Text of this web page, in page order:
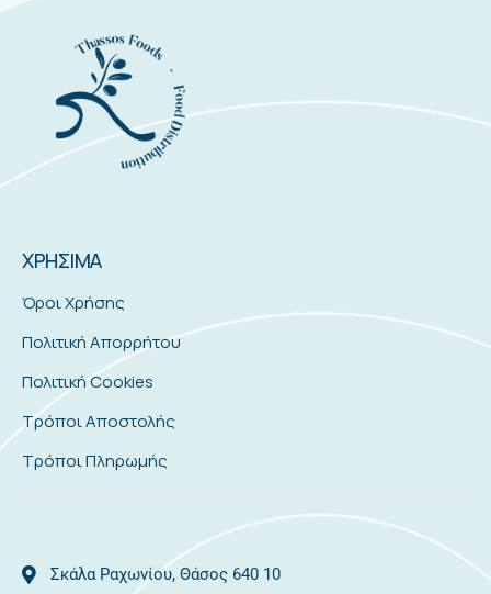
ΧΡΗΣΙΜΑ
Όροι Χρήσης
Πολιτική Απορρήτου
Πολιτική Cookies
Τρόποι Αποστολής
Τρόποι Πληρωμής
Σκάλα Ραχωνίου, Θάσος 640 10